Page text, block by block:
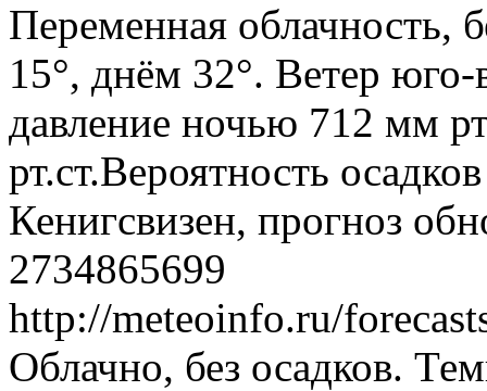
Переменная облачность,
15°, днём 32°. Ветер
давление ночью 712 мм
рт.ст.Вероятность
Кенигсвизен, прогноз
2734865699
http://meteoinfo.ru/
Облачно, без осадков.